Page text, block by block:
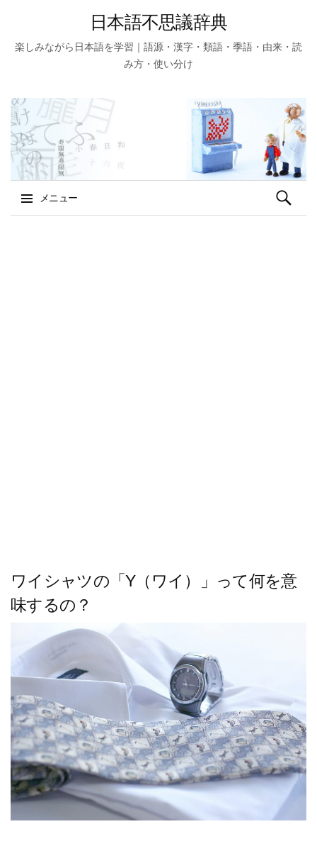
日本語不思議辞典
楽しみながら日本語を学習｜語源・漢字・類語・季語・由来・読
み方・使い分け
メニュー
検
索:
ワイシャツの「Y（ワイ）」って何を意
味するの？